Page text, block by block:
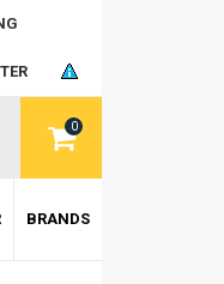
0
BRANDS